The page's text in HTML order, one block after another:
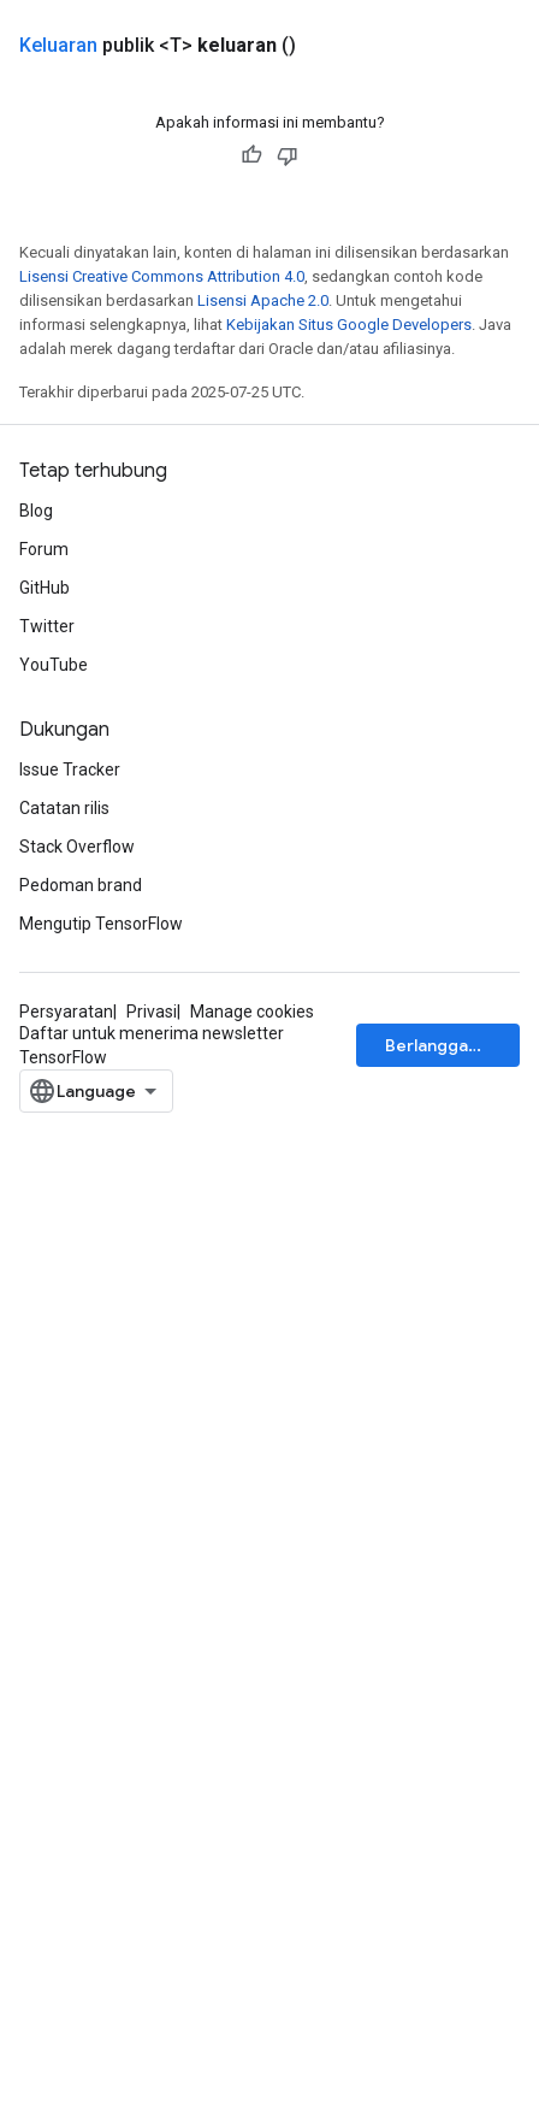
Keluaran publik <T> keluaran ()
Apakah informasi ini membantu?
Kecuali dinyatakan lain, konten di halaman ini dilisensikan berdasarkan
Lisensi Creative Commons Attribution 4.0, sedangkan contoh kode
dilisensikan berdasarkan Lisensi Apache 2.0. Untuk mengetahui
informasi selengkapnya, lihat Kebijakan Situs Google Developers. Java
adalah merek dagang terdaftar dari Oracle dan/atau afiliasinya.
Terakhir diperbarui pada 2025-07-25 UTC.
Tetap terhubung
Blog
Forum
GitHub
Twitter
YouTube
Dukungan
Issue Tracker
Catatan rilis
Stack Overflow
Pedoman brand
Mengutip TensorFlow
Persyaratan Privasi
Manage cookies
Daftar untuk menerima newsletter
TensorFlow
Berlangganan